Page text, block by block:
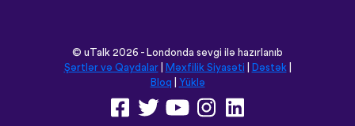
© uTalk 2026 - Londonda sevgi ilə hazırlanıb
Şərtlər və Qaydalar| Məxfilik Siyasəti Dəstək|
Bloq
Yüklə